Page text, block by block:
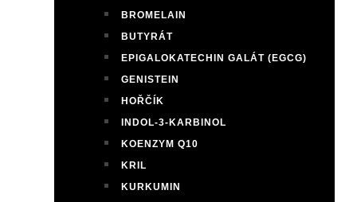
BROMELAIN
BUTYRÁT
EPIGALOKATECHIN GALÁT (EGCG)
GENISTEIN
HOŘČÍK
INDOL-3-KARBINOL
KOENZYM Q10
KRIL
KURKUMIN